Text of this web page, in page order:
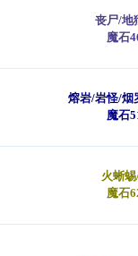
丧尸/地
魔石
熔岩/岩怪/烟
魔石
火蜥
魔石